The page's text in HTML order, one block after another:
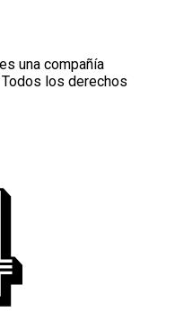
una compañía
los derechos